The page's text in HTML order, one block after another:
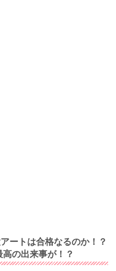
ートは合格なるのか！？
の出来事が！？